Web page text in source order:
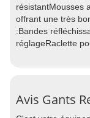
résistantMousses
offrant une très
:Bandes
réglageRaclette
Avis Gants